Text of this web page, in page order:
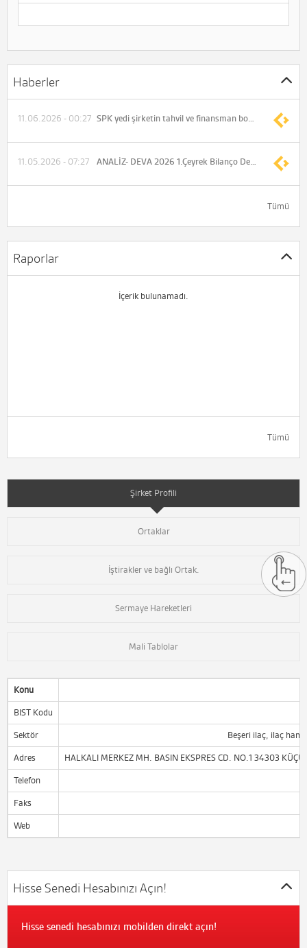
Haberler
SPK yedi şirketin tahvil ve finansman bonosu ihraçlarına onay verdi
11.06.2026 - 00:27
ANALİZ- DEVA 2026 1.Çeyrek Bilanço Değerlendirmesi (Pusula Yatırım)
11.05.2026 - 07:27
Tümü
Raporlar
İçerik bulunamadı.
Tümü
Şirket Profili
Ortaklar
İştirakler ve bağlı Ortak.
Sermaye Hareketleri
Mali Tablolar
Konu
BIST Kodu
Sektör Beşeri ilaç, ilaç
Adres HALKALI MERKEZ MH. BASIN EKSPRES CD. NO.1 34303
Telefon
Faks
Web
Hisse Senedi Hesabınızı Açın!
Hisse senedi hesabınızı mobilden direkt açın!